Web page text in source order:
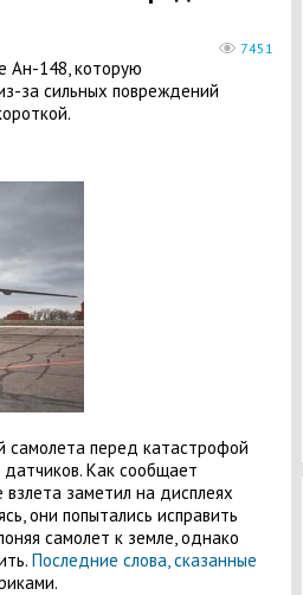
7451
Ан-148, которую
за сильных повреждений
самолета перед катастрофой
Как сообщает
взлета заметил на дисплеях
они попытались исправить
самолет к земле, однако
Последние слова, сказанные